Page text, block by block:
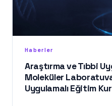
Haberler
Araştırma ve Tıbbi
Moleküler
Uygulamalı Eğitim